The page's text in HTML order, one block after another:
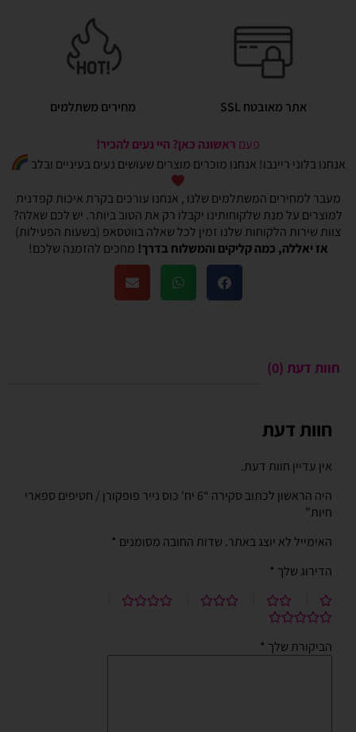
אתר מאובטח SSL מחירים משתלמים
פעם ראשונה כאן? היי נעים להכיר!
אנחנו בלוני ריינבו! אנחנו מוכרים מוצרים שעושים נעים בעיניים ובלב
מעבר למחירים המשתלמים שלנו , אנחנו עורכים בקרת איכות קפדנית
למוצרים על מנת שלקוחותינו יקבלו רק את הטוב ביותר. יש לכם שאלה?
צוות שירות הלקוחות שלנו זמין לכל שאלה בווטסאפ (בשעות הפעילות)
אז יאללה, כמה קליקים והמשלוח בדרך! מחכים להזמנה שלכם!
חוות דעת (0)
חוות דעת
אין עדיין חוות דעת.
היה הראשון לכתוב סקירה “6 יח' כוס נייר פופקורן / חטיפים ספארי
חיות”
האימייל לא יוצג באתר. שדות החובה מסומנים *
הדירוג שלך *
הביקורת שלך *